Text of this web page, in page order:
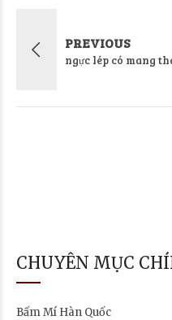
PREVIOUS
ngực lép có mang
CHUYÊN MỤC
Bấm Mí Hàn Quốc